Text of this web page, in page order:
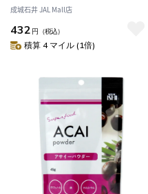
成城石井 JAL Mall店
432 円 （税込）
積算 4 マイル (1倍)